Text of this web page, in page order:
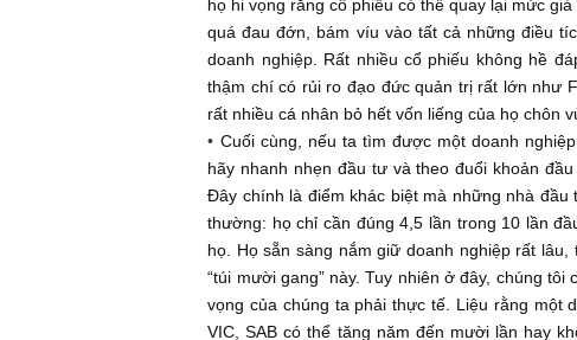
Thứ nhất, một nhà đầu tư kinh
có thể sinh lợi trên mọi cơ hội, mọi lúc,
về xác suất này: hắn ta không bao giờ
hắn chắc thắng nhất, với những đối thủ
Thứ hai, đối với những cổ phiếu mà ta
đi! Chúng tôi từng thấy trên thị trường
mà đều chịu thua lỗ thảm hại âu cũng
họ hi vọng rằng cổ phiếu có thể quay lại
quá đau đớn, bám víu vào tất cả
doanh nghiệp. Rất nhiều cổ phiếu
thậm chí có rủi ro đạo đức quản trị rất